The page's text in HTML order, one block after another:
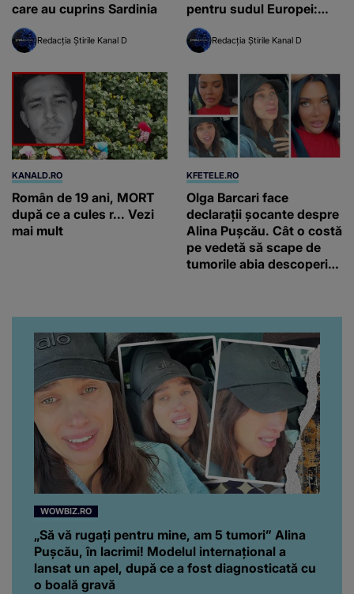
care au cuprins Sardinia
Redacția Știrile Kanal D
pentru sudul Europei:
"Turismul va avea puțin
de suferit în următorii ani,
Redacția Știrile Kanal D
KANALD.RO
Român de 19 ani, MORT
după ce a cules r... Vezi
mai mult
KFETELE.RO
Olga Barcari face
declarații șocante despre
Alina Pușcău. Cât o costă
pe vedetă să scape de
tumorile abia descoperite
fonduri.”
WOWBIZ.RO
„Să vă rugați pentru mine, am 5 tumori” Alina
Pușcău, în lacrimi! Modelul internațional a
lansat un apel, după ce a fost diagnosticată cu
o boală gravă